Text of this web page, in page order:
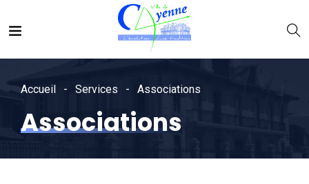
Accueil Services Associations
Associations